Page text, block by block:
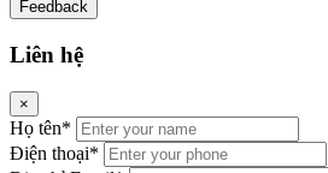
Feedback
Liên hệ
×
Họ tên*
Điện thoại*